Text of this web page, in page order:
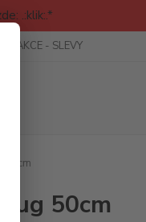
.:klik:.*
AKCE - SLEVY
50cm
50cm